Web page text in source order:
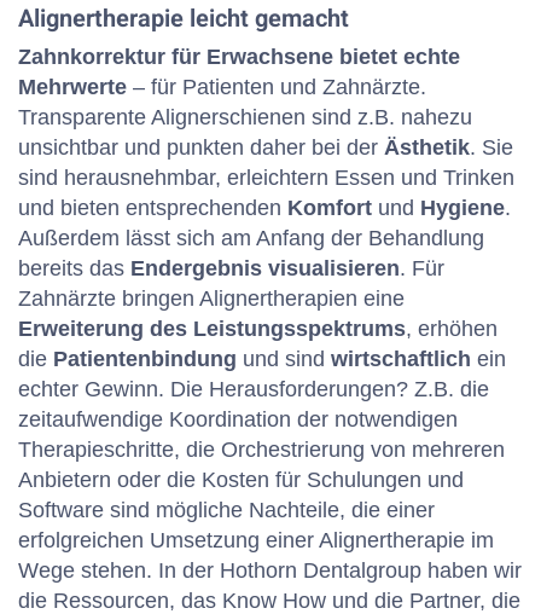
Alignertherapie leicht gemacht
Zahnkorrektur für Erwachsene bietet echte
Mehrwerte – für Patienten und Zahnärzte.
Transparente Alignerschienen sind z.B. nahezu
unsichtbar und punkten daher bei der Ästhetik. Sie
sind herausnehmbar, erleichtern Essen und Trinken
und bieten entsprechenden Komfort und Hygiene.
Außerdem lässt sich am Anfang der Behandlung
bereits das Endergebnis visualisieren. Für
Zahnärzte bringen Alignertherapien eine
Erweiterung des Leistungsspektrums, erhöhen
die Patientenbindung und sind wirtschaftlich ein
echter Gewinn. Die Herausforderungen? Z.B. die
zeitaufwendige Koordination der notwendigen
Therapieschritte, die Orchestrierung von mehreren
Anbietern oder die Kosten für Schulungen und
Software sind mögliche Nachteile, die einer
erfolgreichen Umsetzung einer Alignertherapie im
Wege stehen. In der Hothorn Dentalgroup haben wir
die Ressourcen, das Know How und die Partner, die